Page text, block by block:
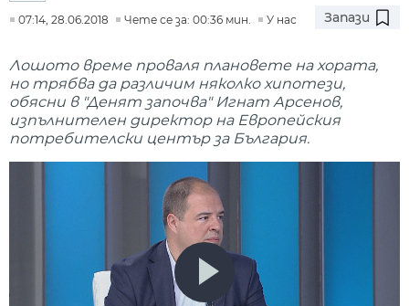
07:14, 28.06.2018 Чете се за: 00:36 мин. У нас Запази
Лошото време проваля плановете на хората,
но трябва да различим няколко хипотези,
обясни в "Денят започва" Игнат Арсенов,
изпълнителен директор на Европейския
потребителски център за България.